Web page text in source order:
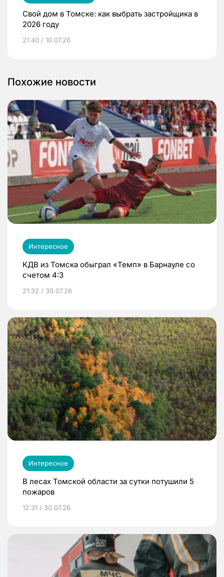
Свой дом в Томске: как выбрать застройщика в
2026 году
21:40 / 10.07.26
Похожие новости
Интересное
КДВ из Томска обыграл «Темп» в Барнауле со
счетом 4:3
21:32 / 30.07.26
Интересное
В лесах Томской области за сутки потушили 5
пожаров
12:31 / 30.07.26